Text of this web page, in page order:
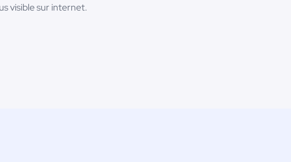
visible sur internet.